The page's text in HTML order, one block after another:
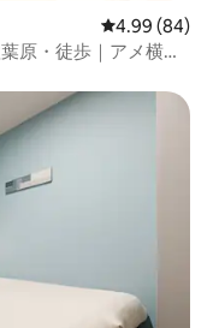
レビュー84件
4.99 (84)
原・徒歩｜アメ横・